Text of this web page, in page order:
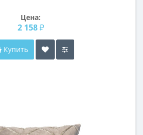
Цена:
2 158 ₽
Купить